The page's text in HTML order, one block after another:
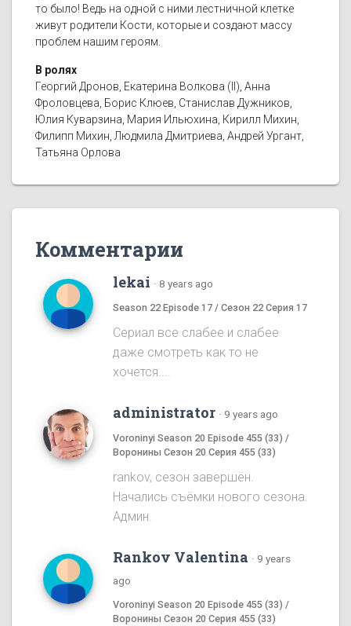
то было! Ведь на одной с ними лестничной клетке
живут родители Кости, которые и создают массу
проблем нашим героям.
В ролях
Георгий Дронов, Екатерина Волкова (II), Анна
Фроловцева, Борис Клюев, Станислав Дужников,
Юлия Куварзина, Мария Ильюхина, Кирилл Михин,
Филипп Михин, Людмила Дмитриева, Андрей Ургант,
Татьяна Орлова
Комментарии
lekai · 8 years ago
Season 22 Episode 17 / Сезон 22 Серия 17
Сериал все слабее и слабее
даже смотреть как то не
хочется....
administrator · 9 years ago
Voroninyi Season 20 Episode 455 (33) /
Воронины Сезон 20 Серия 455 (33)
rankov, сезон завершён.
Начались съёмки нового сезона.
Админ.
Rankov Valentina · 9 years
ago
Voroninyi Season 20 Episode 455 (33) /
Воронины Сезон 20 Серия 455 (33)